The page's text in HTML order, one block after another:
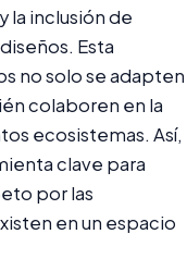
la inclusión de
Esta
no solo se adapten
colaboren en la
ecosistemas. Así,
clave para
por las
en un espacio